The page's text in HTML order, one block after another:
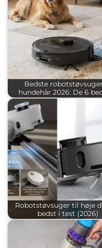
Bedste
hundehår 2026: De 6
Robotstøvsuger til høje
bedst i test (2026)